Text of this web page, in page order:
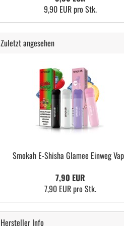
9,90 EUR pro Stk.
Zuletzt angesehen
Smokah E-Shisha Glamee Einweg
7,90 EUR
7,90 EUR pro Stk.
Hersteller Info